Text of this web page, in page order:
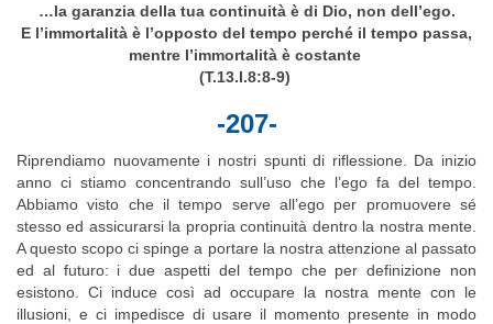
…la garanzia della tua continuità è di Dio, non dell’ego.
E l’immortalità è l’opposto del tempo perché il tempo passa,
mentre l’immortalità è costante
(T.13.I.8:8-9)
-207-
Riprendiamo nuovamente i nostri spunti di riflessione. Da inizio
anno ci stiamo concentrando sull’uso che l’ego fa del tempo.
Abbiamo visto che il tempo serve all’ego per promuovere sé
stesso ed assicurarsi la propria continuità dentro la nostra mente.
A questo scopo ci spinge a portare la nostra attenzione al passato
ed al futuro: i due aspetti del tempo che per definizione non
esistono. Ci induce così ad occupare la nostra mente con le
illusioni, e ci impedisce di usare il momento presente in modo